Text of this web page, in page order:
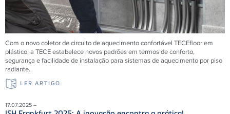
Com o novo coletor de circuito de aquecimento confortável TECEfloor em
plástico, a TECEestabelece novos padrões em termos de conforto,
segurança e facilidade de instalação para sistemas de aquecimento por piso
radiante.
LER ARTIGO
17.07.2025 –